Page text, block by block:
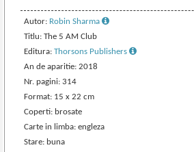
Autor: Robin Sharma
Titlu: The 5 AM Club
Editura:Thorsons Publishers
An de aparitie: 2018
Nr. pagini: 314
Format: 15 x 22 cm
Coperti: brosate
Carte in limba: engleza
Stare: buna